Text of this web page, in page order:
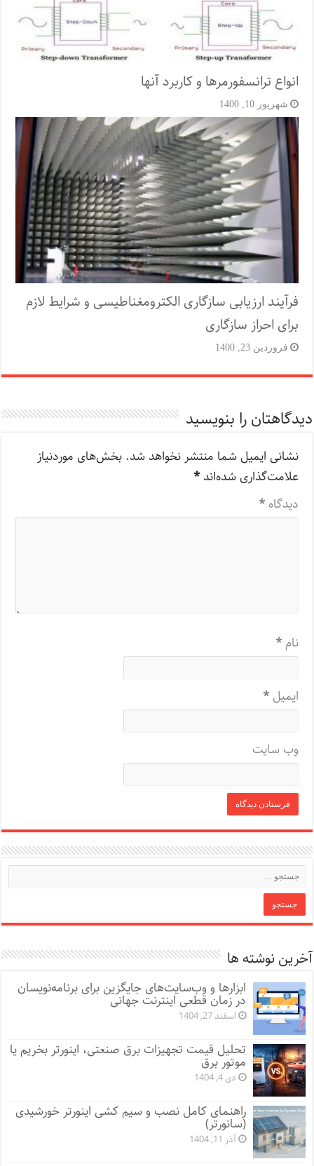
انواع ترانسفورمرها و کاربرد آنها
شهریور 10, 1400
فرآیند ارزیابی سازگاری الکترومغناطیسی و شرایط لازم
برای احراز سازگاری
فروردین 23, 1400
دیدگاهتان را بنویسید
نشانی ایمیل شما منتشر نخواهد شد. بخش‌های موردنیاز
علامت‌گذاری شده‌اند*
دیدگاه*
نام*
ایمیل*
وب‌ سایت
آخرین نوشته ها
ابزارها و وب‌سایت‌های جایگزین برای برنامه‌نویسان
در زمان قطعی اینترنت جهانی
اسفند 27, 1404
تحلیل قیمت تجهیزات برق صنعتی، اینورتر بخریم یا
موتور برق
دی 4, 1404
راهنمای کامل نصب و سیم کشی اینورتر خورشیدی
(سانورتر)
آذر 11, 1404